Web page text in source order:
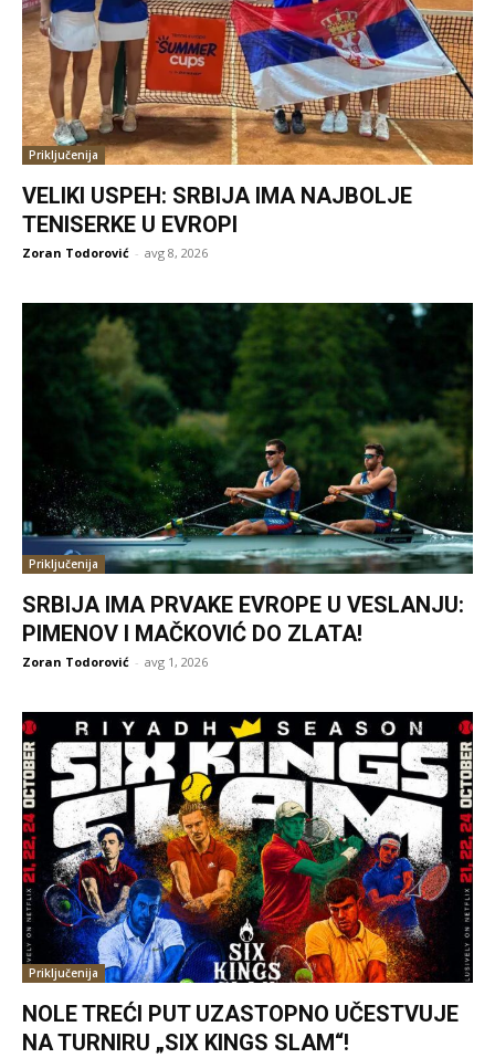
Priključenija
VELIKI USPEH: SRBIJA IMA NAJBOLJE
TENISERKE U EVROPI
Zoran Todorović - avg 8, 2026
Priključenija
SRBIJA IMA PRVAKE EVROPE U VESLANJU:
PIMENOV I MAČKOVIĆ DO ZLATA!
Zoran Todorović - avg 1, 2026
Priključenija
NOLE TREĆI PUT UZASTOPNO UČESTVUJE
NA TURNIRU „SIX KINGS SLAM“!